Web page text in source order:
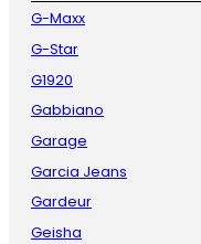
G-Maxx
G-Star
G1920
Gabbiano
Garage
Garcia Jeans
Gardeur
Geisha